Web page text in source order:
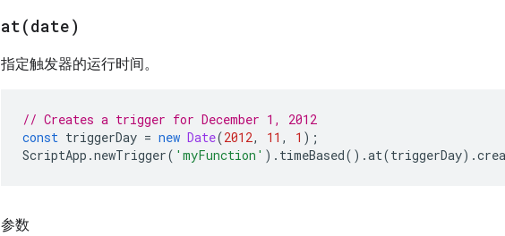
at(date)
指定触发器的运行时间。
// Creates a trigger for December 1, 2012
const triggerDay = new Date(2012, 11 , 1 );
ScriptApp .newTrigger( 'myFunction' ). timeBased().at(triggerDay).
参数